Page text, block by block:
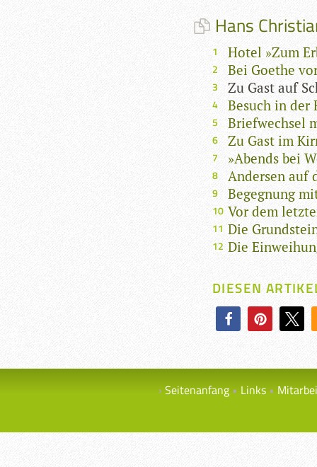
Hans
Hotel »Zum
Bei Goethe
Zu Gast auf
Besuch in der
Briefwechsel
Zu Gast im
»Abends bei
Andersen auf
Begegnung
Vor dem
Die
Die
DIESEN
Seitenanfang Links